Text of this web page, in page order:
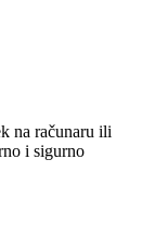
na računaru ili
i sigurno